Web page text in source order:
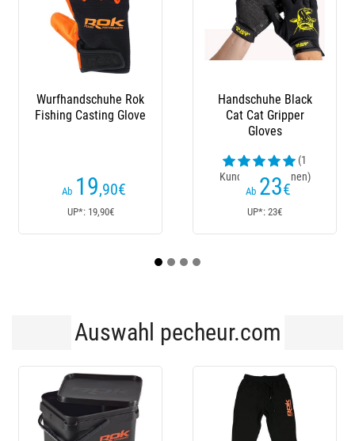
Wurfhandschuhe Rok
Fishing Casting Glove
19,90 €
UP*: 19,90€
Handschuhe Black
Cat Cat Gripper
(1
Kundenrezensionen)
23€
UP*: 23€
Auswahl pecheur.com